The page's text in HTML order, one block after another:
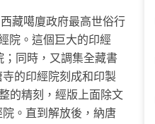
藏噶廈政府最高世俗行
院。這個巨大的印經
同時，又調集全藏書
的印經院刻成和印製
的精刻，經版上面除文
。直到解放後，納唐